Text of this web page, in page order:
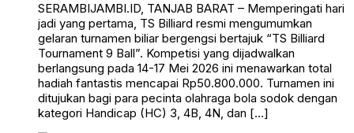
SERAMBIJAMBI.ID, TANJAB BARAT – Memperingati hari
jadi yang pertama, TS Billiard resmi mengumumkan
gelaran turnamen biliar bergengsi bertajuk “TS Billiard
Tournament 9 Ball”. Kompetisi yang dijadwalkan
berlangsung pada 14-17 Mei 2026 ini menawarkan total
hadiah fantastis mencapai Rp50.800.000. Turnamen ini
ditujukan bagi para pecinta olahraga bola sodok dengan
kategori Handicap (HC) 3, 4B, 4N, dan […]